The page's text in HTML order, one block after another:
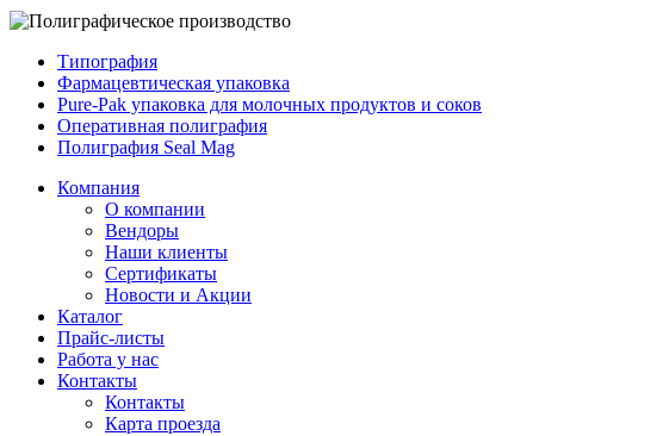
Типография
Фармацевтическая упаковка
Pure-Pak упаковка для молочных продуктов и соков
Оперативная полиграфия
Полиграфия Seal Mag
Компания
О компании
Вендоры
Наши клиенты
Сертификаты
Новости и Акции
Каталог
Прайс-листы
Работа у нас
Контакты
Контакты
Карта проезда